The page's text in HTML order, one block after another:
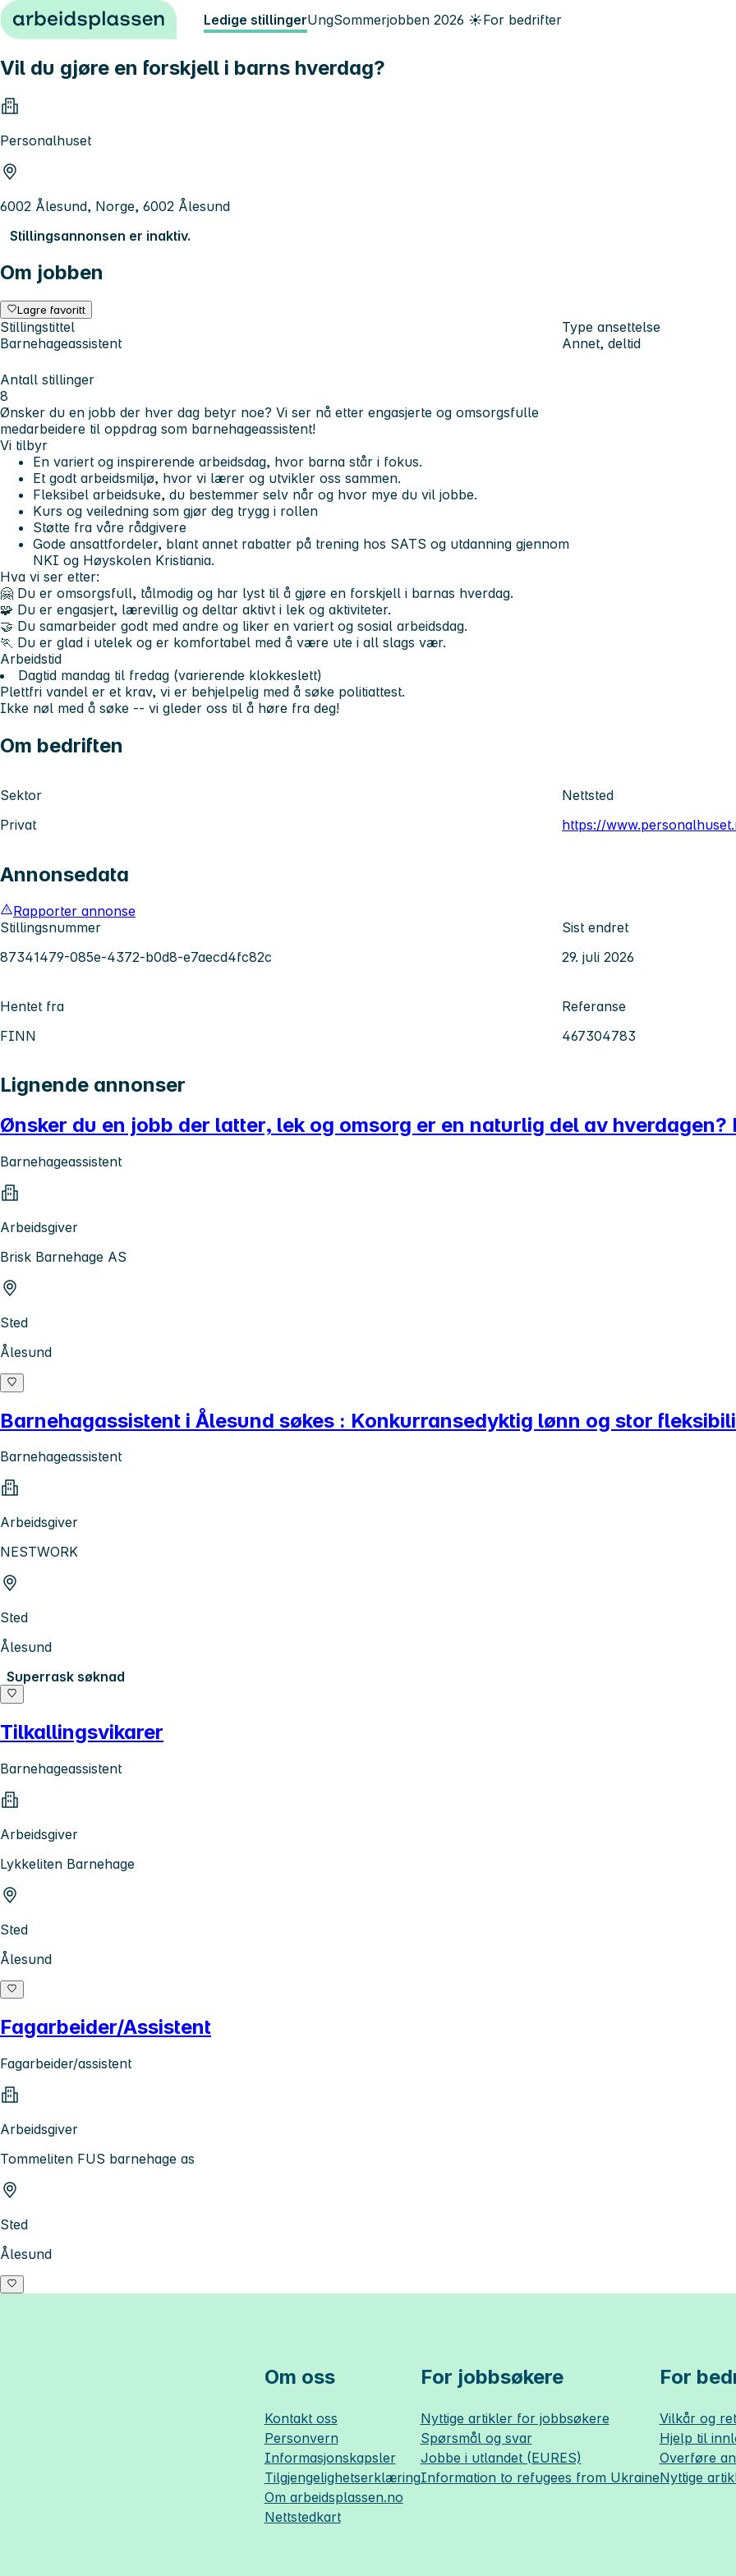
Hopp til innhold Ledige stillingerUngSommerjobben 2026 ☀️For bedrifter
Vil du gjøre en forskjell i barns hverdag?
Personalhuset
6002 Ålesund, Norge, 6002 Ålesund
Stillingsannonsen er inaktiv.
Om jobben
Lagre favoritt
Stillingstittel
Barnehageassistent
Type ansettelse
Annet, deltid
Antall stillinger
8
Ønsker du en jobb der hver dag betyr noe? Vi ser nå etter engasjerte og omsorgsfulle
medarbeidere til oppdrag som barnehageassistent!
Vi tilbyr
En variert og inspirerende arbeidsdag, hvor barna står i fokus.
Et godt arbeidsmiljø, hvor vi lærer og utvikler oss sammen.
Fleksibel arbeidsuke, du bestemmer selv når og hvor mye du vil jobbe.
Kurs og veiledning som gjør deg trygg i rollen
Støtte fra våre rådgivere
Gode ansattfordeler, blant annet rabatter på trening hos SATS og utdanning gjennom
NKI og Høyskolen Kristiania.
Hva vi ser etter:
🤗 Du er omsorgsfull, tålmodig og har lyst til å gjøre en forskjell i barnas hverdag.
🧩 Du er engasjert, lærevillig og deltar aktivt i lek og aktiviteter.
🤝 Du samarbeider godt med andre og liker en variert og sosial arbeidsdag.
🏃 Du er glad i utelek og er komfortabel med å være ute i all slags vær.
Arbeidstid
Dagtid mandag til fredag (varierende klokkeslett)
Plettfri vandel er et krav, vi er behjelpelig med å søke politiattest.
Ikke nøl med å søke -- vi gleder oss til å høre fra deg!
Om bedriften
Sektor
Privat
Nettsted
https://
Annonsedata
Rapporter annonse
Stillingsnummer
87341479-085e-4372-b0d8-e7aecd4fc82c
Sist endret
29. juli 2026
Hentet fra
FINN
Referanse
467304783
Lignende annonser
Ønsker du en jobb der latter, lek og omsorg er en naturlig del av
Barnehageassistent
Arbeidsgiver
Brisk Barnehage AS
Sted
Ålesund
Barnehagassistent i Ålesund søkes : Konkurransedyktig lønn og stor
Barnehageassistent
Arbeidsgiver
NESTWORK
Sted
Ålesund
Superrask søknad
Tilkallingsvikarer
Barnehageassistent
Arbeidsgiver
Lykkeliten Barnehage
Sted
Ålesund
Fagarbeider/Assistent
Fagarbeider/assistent
Arbeidsgiver
Tommeliten FUS barnehage as
Sted
Ålesund
Om oss
Kontakt oss
Personvern
Informasjonskapsler
Tilgjengelighetserklæring
Om arbeidsplassen.no
Nettstedkart
For jobbsøkere
Nyttige artikler for jobbsøkere
Spørsmål og svar
Jobbe i utlandet (EURES)
Information to refugees from Ukraine
For
Vilkår og
Hjelp til
Overføre
Nyttige